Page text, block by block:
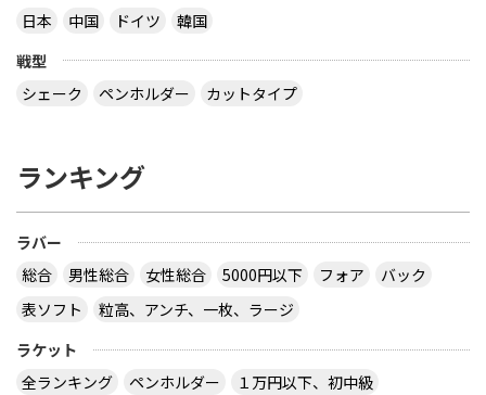
日本
中国 ドイツ
韓国
戦型
シェーク
ペンホルダー カットタイプ
ランキング
ラバー
総合
男性総合 女性総合 5000円以下 フォア
バック
表ソフト
粒高、アンチ、一枚、ラージ
ラケット
全ランキング
ペンホルダー
１万円以下、初中級